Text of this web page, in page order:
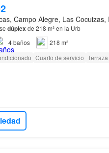
Campo Alegre, Las Cocuizas,
dúplexde 218 m² en la Urb
4baños
218 m²
Cuarto de servicio Terraza